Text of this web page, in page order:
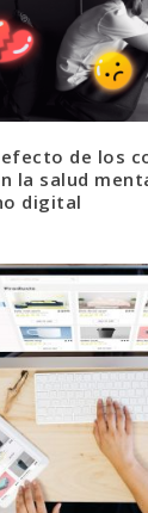
de los
la salud
digital